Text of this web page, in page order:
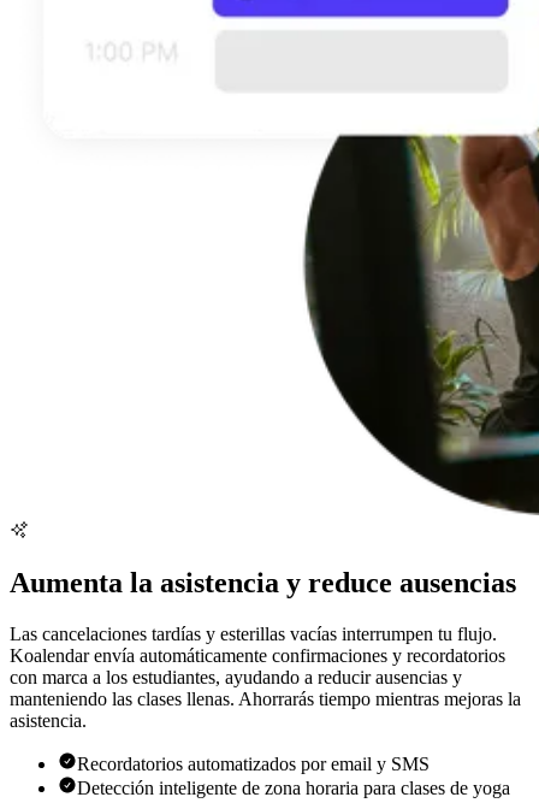
Aumenta la asistencia y reduce ausencias
Las cancelaciones tardías y esterillas vacías interrumpen tu flujo.
Koalendar envía automáticamente confirmaciones y recordatorios
con marca a los estudiantes, ayudando a reducir ausencias y
manteniendo las clases llenas. Ahorrarás tiempo mientras mejoras la
asistencia.
Recordatorios automatizados por email y SMS
Detección inteligente de zona horaria para clases de yoga